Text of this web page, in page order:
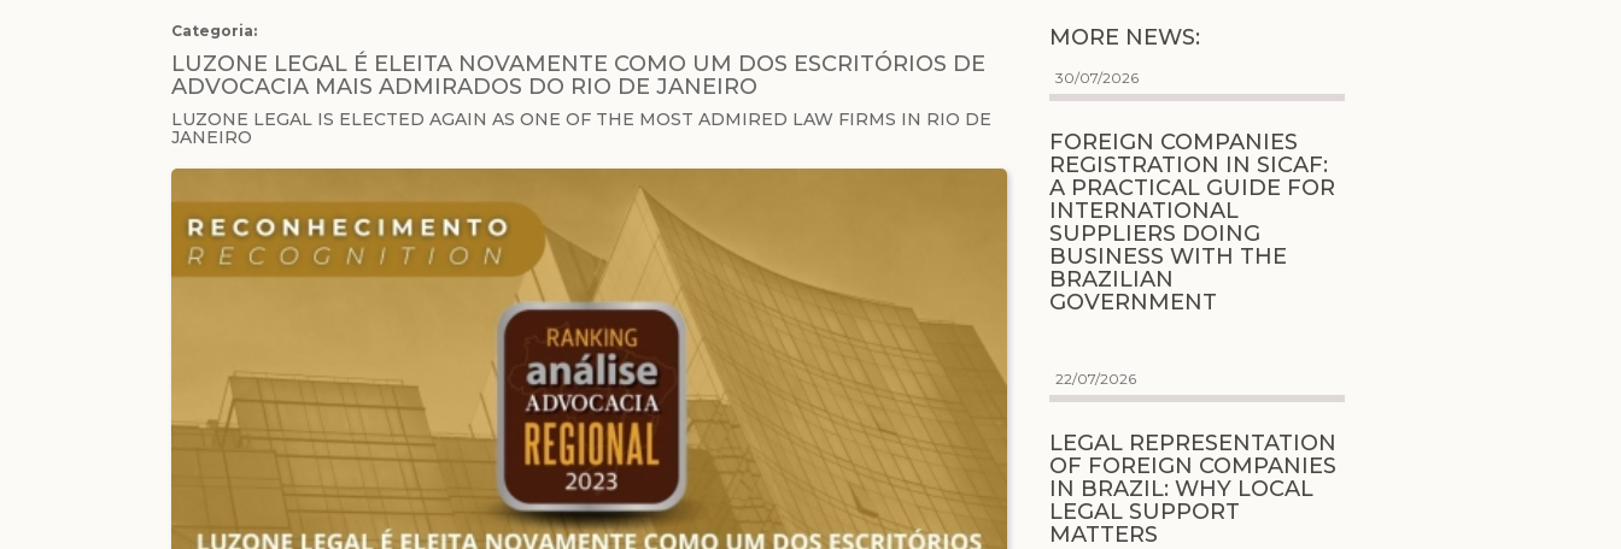
Categoria:
LUZONE LEGAL É ELEITA NOVAMENTE COMO UM DOS ESCRITÓRIOS DE
ADVOCACIA MAIS ADMIRADOS DO RIO DE JANEIRO
LUZONE LEGAL IS ELECTED AGAIN AS ONE OF THE MOST ADMIRED LAW FIRMS IN RIO DE
JANEIRO
MORE NEWS:
30/07/2026
FOREIGN COMPANIES
REGISTRATION IN SICAF:
A PRACTICAL GUIDE FOR
INTERNATIONAL
SUPPLIERS DOING
BUSINESS WITH THE
BRAZILIAN
GOVERNMENT
22/07/2026
LEGAL REPRESENTATION
OF FOREIGN COMPANIES
IN BRAZIL: WHY LOCAL
LEGAL SUPPORT
MATTERS